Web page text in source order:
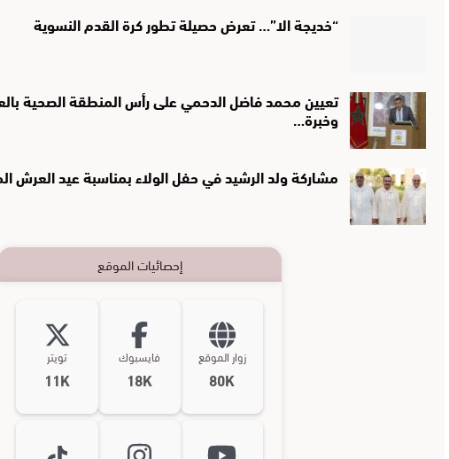
“خديجة الا”… تعرض حصيلة تطور كرة القدم النسوية
تعيين محمد فاضل الدحمي على رأس المنطقة الصحية
وخبرة…
مشاركة ولد الرشيد في حفل الولاء بمناسبة عيد العرش
إحصائيات الموقع
زوار الموقع
80K
فايسبوك
18K
تويتر
11K